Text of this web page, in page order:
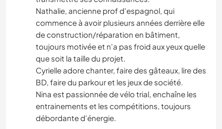
Nathalie, ancienne prof d'espagnol, qui
commence à avoir plusieurs années derrière elle
de construction/réparation en bâtiment,
toujours motivée et n'a pas froid aux yeux quelle
que soit la taille du projet.
Cyrielle adore chanter, faire des gâteaux, lire des
BD, faire du parkour et les jeux de société.
Nina est passionnée de vélo trial, enchaîne les
entrainements et les compétitions, toujours
débordante d'énergie.